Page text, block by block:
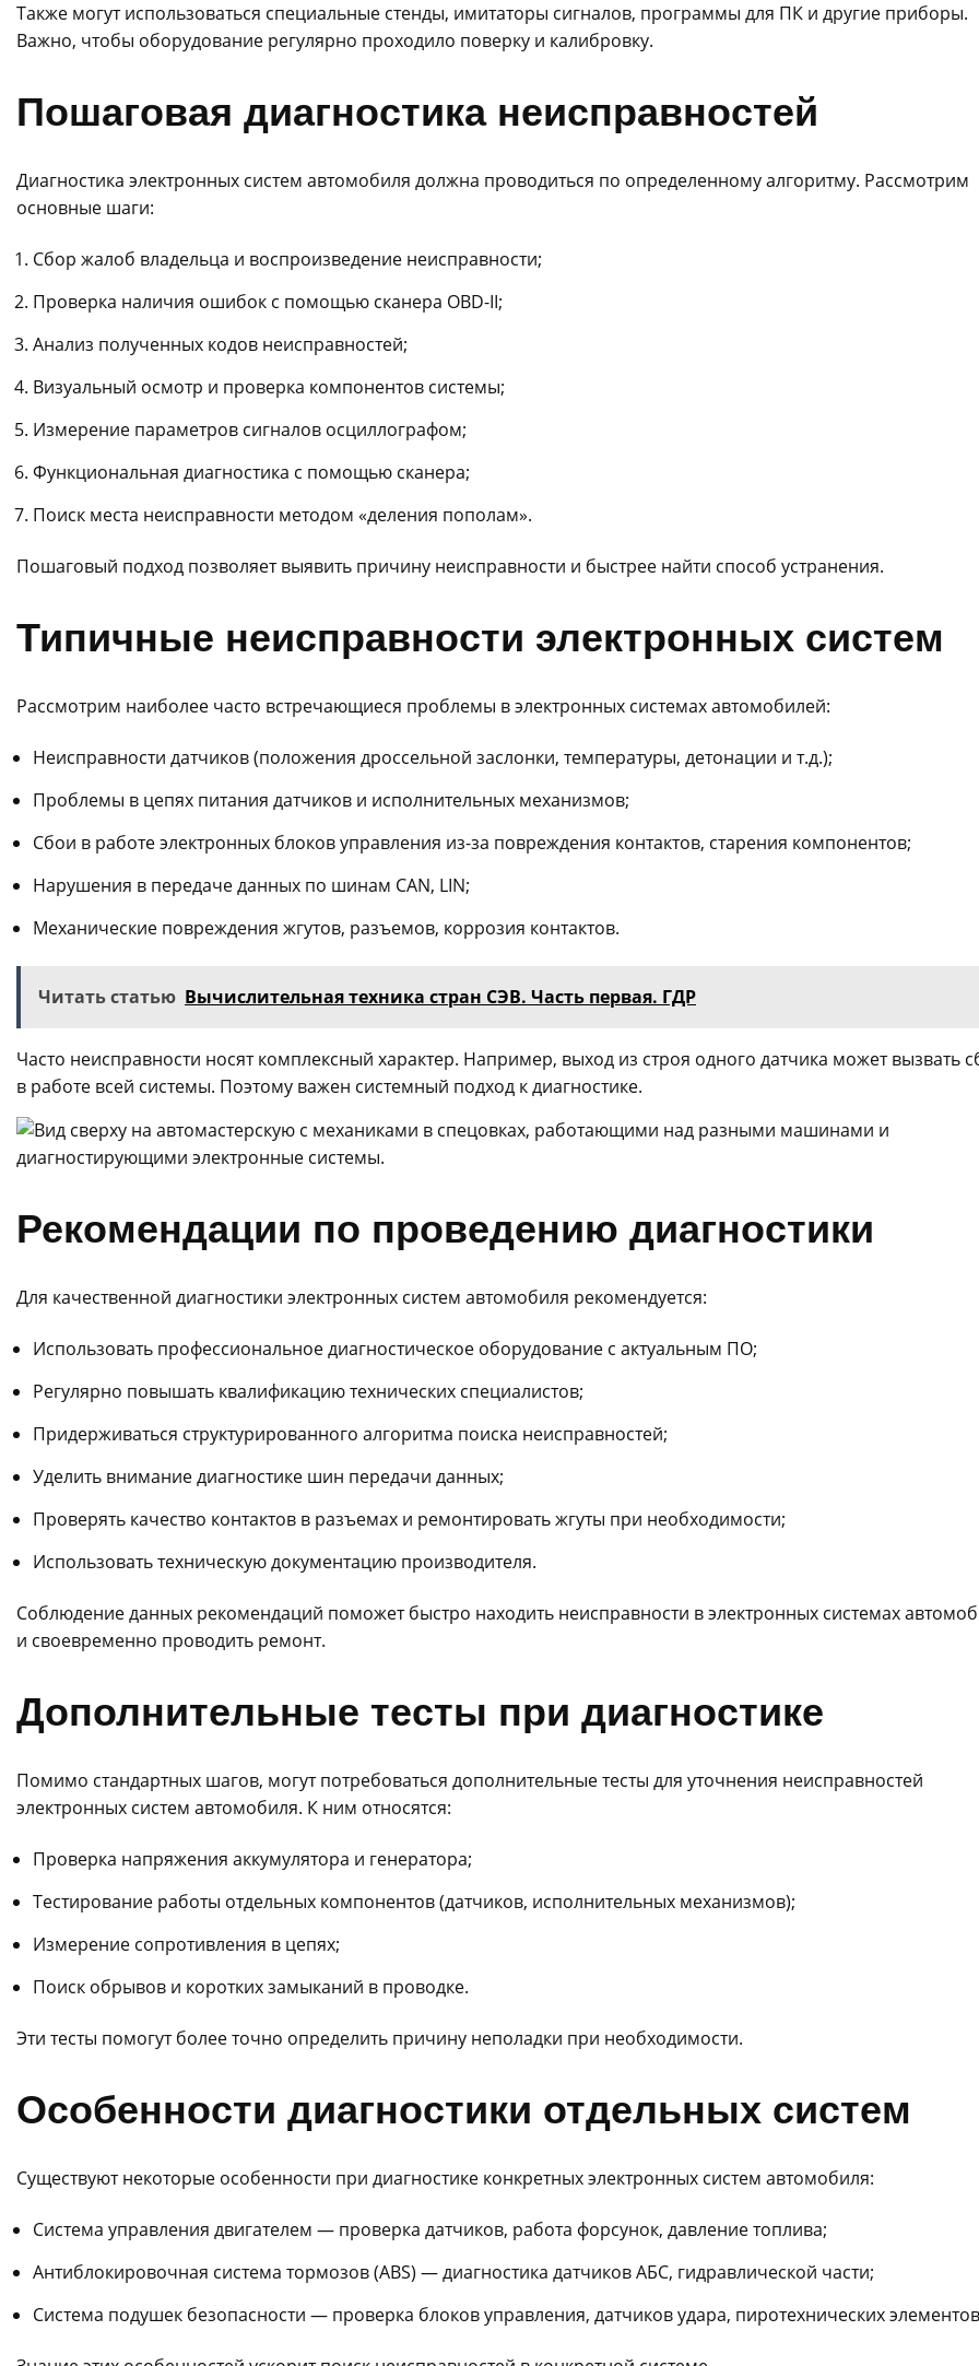
Также могут использоваться специальные стенды, имитаторы сигналов, программы для ПК и другие приборы.
Важно, чтобы оборудование регулярно проходило поверку и калибровку.
Пошаговая диагностика неисправностей
Диагностика электронных систем автомобиля должна проводиться по определенному алгоритму. Рассмотрим
основные шаги:
Сбор жалоб владельца и воспроизведение неисправности;
Проверка наличия ошибок с помощью сканера OBD-II;
Анализ полученных кодов неисправностей;
Визуальный осмотр и проверка компонентов системы;
Измерение параметров сигналов осциллографом;
Функциональная диагностика с помощью сканера;
Поиск места неисправности методом «деления пополам».
Пошаговый подход позволяет выявить причину неисправности и быстрее найти способ устранения.
Типичные неисправности электронных систем
Рассмотрим наиболее часто встречающиеся проблемы в электронных системах автомобилей:
Неисправности датчиков (положения дроссельной заслонки, температуры, детонации и т.д.);
Проблемы в цепях питания датчиков и исполнительных механизмов;
Сбои в работе электронных блоков управления из-за повреждения контактов, старения компонентов;
Нарушения в передаче данных по шинам CAN, LIN;
Механические повреждения жгутов, разъемов, коррозия контактов.
Читать статью Вычислительная техника стран СЭВ. Часть первая. ГДР
Часто неисправности носят комплексный характер. Например, выход из строя одного датчика может вызвать
в работе всей системы. Поэтому важен системный подход к диагностике.
Рекомендации по проведению диагностики
Для качественной диагностики электронных систем автомобиля рекомендуется:
Использовать профессиональное диагностическое оборудование с актуальным ПО;
Регулярно повышать квалификацию технических специалистов;
Придерживаться структурированного алгоритма поиска неисправностей;
Уделить внимание диагностике шин передачи данных;
Проверять качество контактов в разъемах и ремонтировать жгуты при необходимости;
Использовать техническую документацию производителя.
Соблюдение данных рекомендаций поможет быстро находить неисправности в электронных системах
и своевременно проводить ремонт.
Дополнительные тесты при диагностике
Помимо стандартных шагов, могут потребоваться дополнительные тесты для уточнения неисправностей
электронных систем автомобиля. К ним относятся:
Проверка напряжения аккумулятора и генератора;
Тестирование работы отдельных компонентов (датчиков, исполнительных механизмов);
Измерение сопротивления в цепях;
Поиск обрывов и коротких замыканий в проводке.
Эти тесты помогут более точно определить причину неполадки при необходимости.
Особенности диагностики отдельных систем
Существуют некоторые особенности при диагностике конкретных электронных систем автомобиля:
Система управления двигателем — проверка датчиков, работа форсунок, давление топлива;
Антиблокировочная система тормозов (ABS) — диагностика датчиков АБС, гидравлической части;
Система подушек безопасности — проверка блоков управления, датчиков удара, пиротехнических